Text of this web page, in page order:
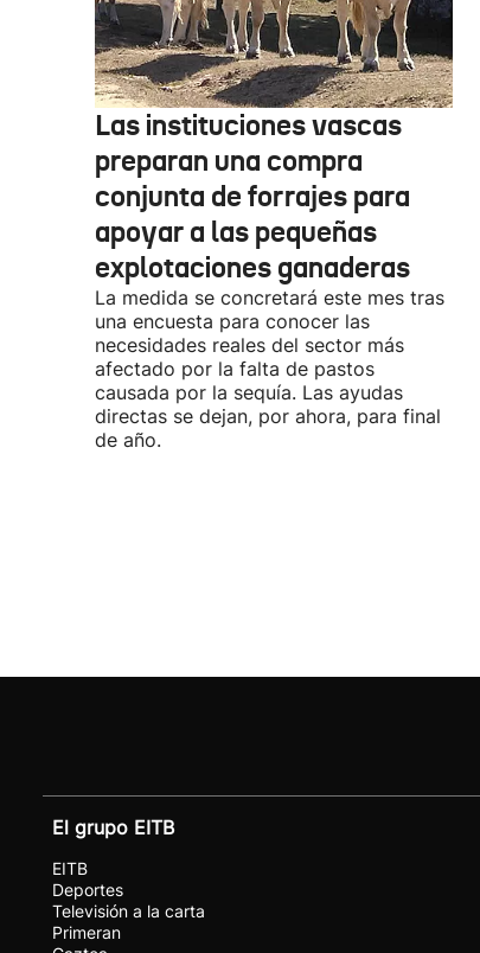
Las instituciones vascas
preparan una compra
conjunta de forrajes para
apoyar a las pequeñas
explotaciones ganaderas
La medida se concretará este mes tras
una encuesta para conocer las
necesidades reales del sector más
afectado por la falta de pastos
causada por la sequía. Las ayudas
directas se dejan, por ahora, para final
de año.
El grupo EITB
EITB
Deportes
Televisión a la carta
Primeran